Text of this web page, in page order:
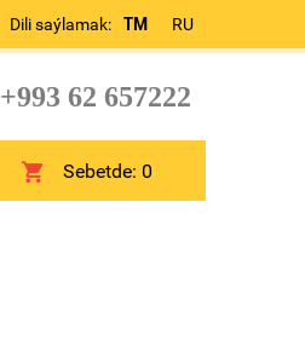
Dili saýlamak: TM RU
+993 62 657222
Sebetde:0